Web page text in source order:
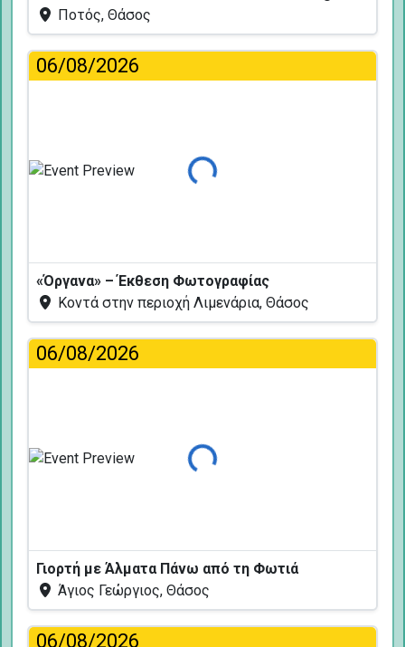
Ποτός, Θάσος
06/08/2026
Φόρτωση...
«Όργανα» – Έκθεση Φωτογραφίας
Κοντά στην περιοχή Λιμενάρια, Θάσος
06/08/2026
Φόρτωση...
Γιορτή με Άλματα Πάνω από τη Φωτιά
Άγιος Γεώργιος, Θάσος
06/08/2026